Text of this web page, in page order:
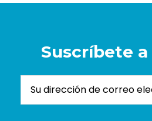
Suscríbete